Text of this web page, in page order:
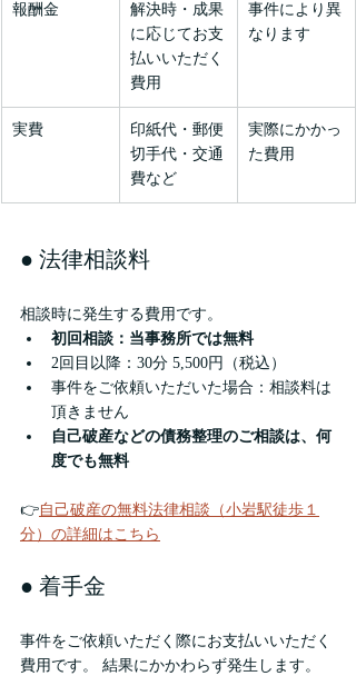
報酬金
解決時・成果
に応じてお支
払いいただく
費用
事件により異
なります
実費
印紙代・郵便
切手代・交通
費など
実際にかかっ
た費用
● 法律相談料
相談時に発生する費用です。
初回相談：当事務所では無料
2回目以降：30分 5,500円（税込）
事件をご依頼いただいた場合：相談料は
頂きません
自己破産などの債務整理のご相談は、何
度でも無料
👉自己破産の無料法律相談（小岩駅徒歩１
分）の詳細はこちら
● 着手金
事件をご依頼いただく際にお支払いいただく
費用です。 結果にかかわらず発生します。